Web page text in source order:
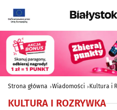
Strona główna Wiadomości Kultura i
KULTURA I ROZRYWKA